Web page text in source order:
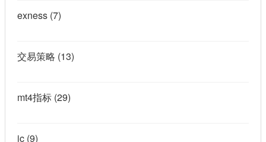
exness (7)
交易策略 (13)
mt4指标 (29)
ic (9)